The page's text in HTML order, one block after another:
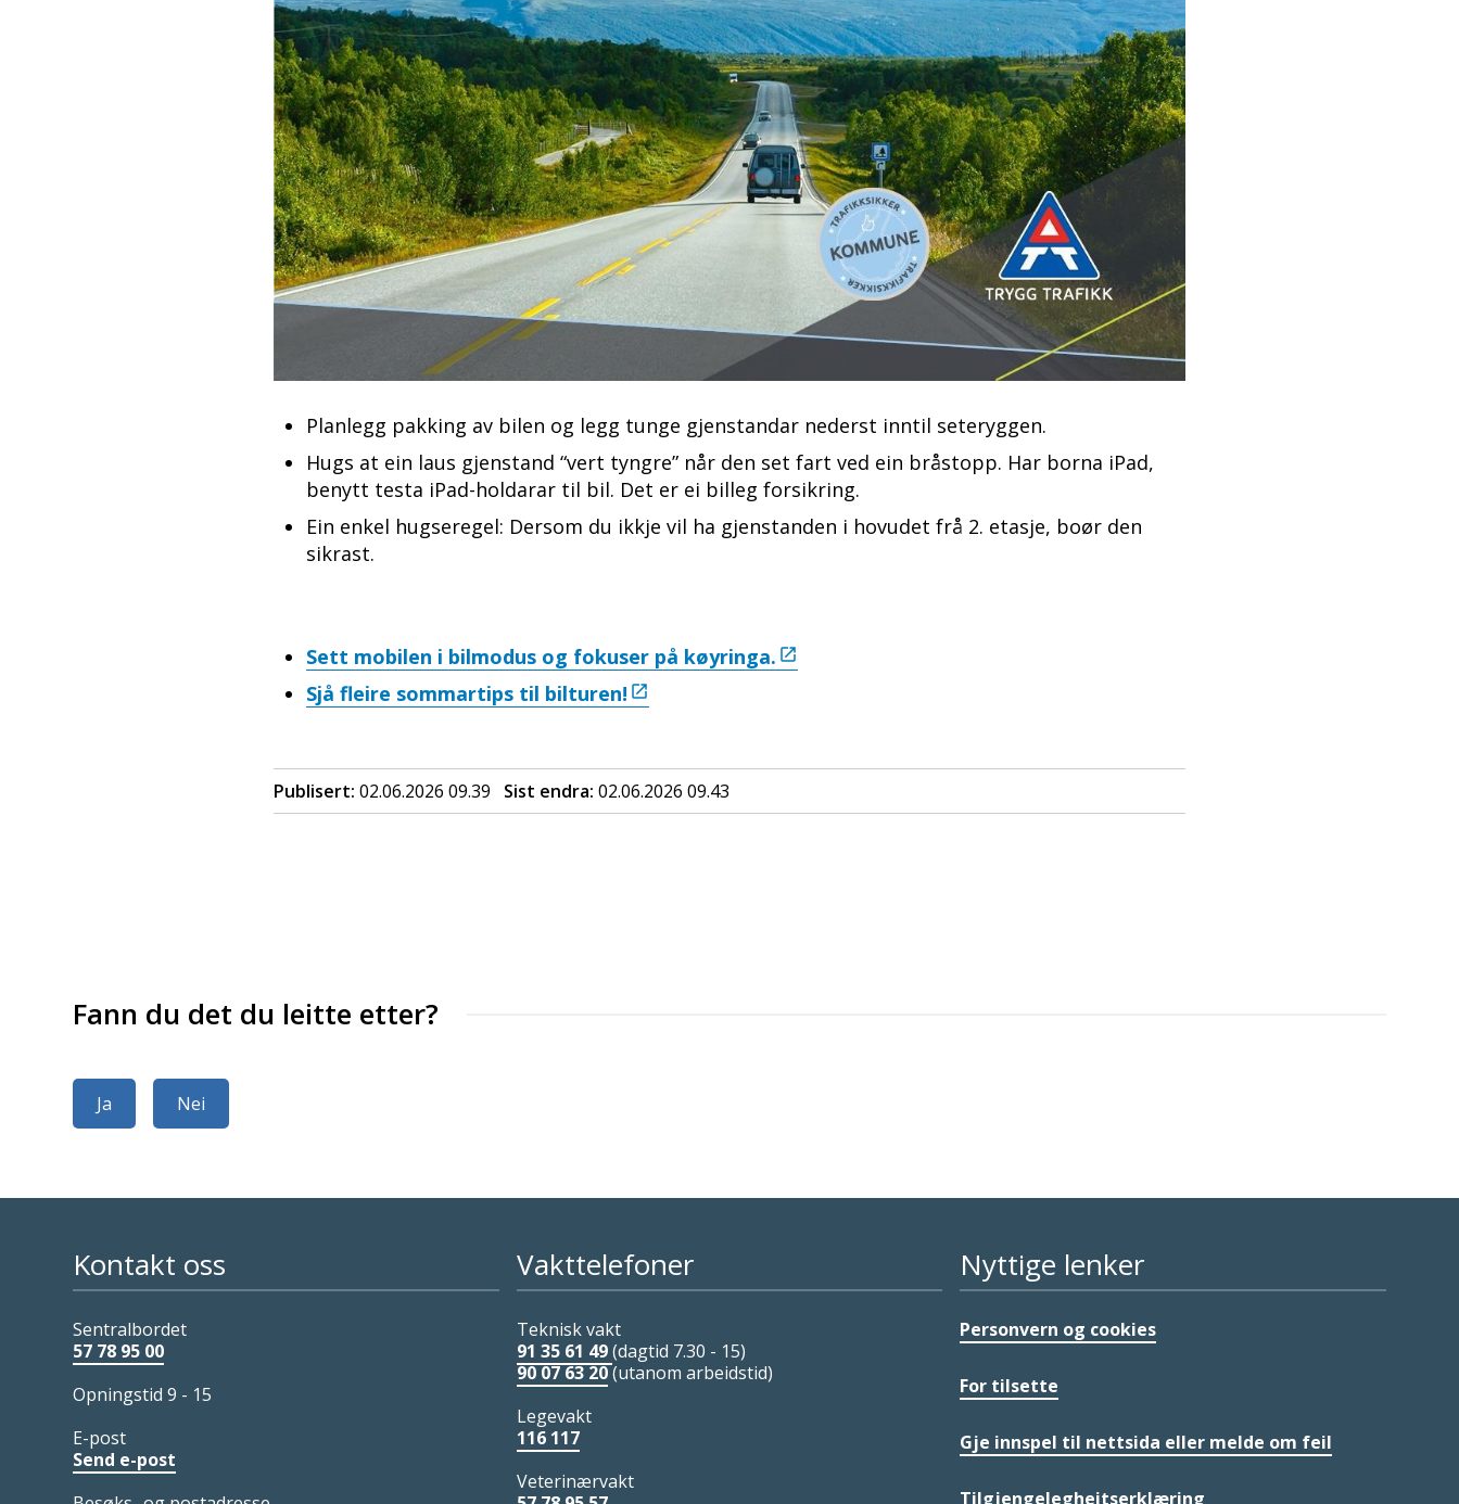
Planlegg pakking av bilen og legg tunge gjenstandar nederst inntil seteryggen.
Hugs at ein laus gjenstand “vert tyngre” når den set fart ved ein bråstopp. Har borna iPad,
benytt testa iPad-holdarar til bil. Det er ei billeg forsikring.
Ein enkel hugseregel: Dersom du ikkje vil ha gjenstanden i hovudet frå 2. etasje, boør den
sikrast.
Sett mobilen i bilmodus og fokuser på køyringa.
Sjå fleire sommartips til bilturen!
Publisert 02.06.2026 09.39 Sist endra 02.06.2026 09.43
Fann du det du leitte etter?
Ja Nei
Kontakt oss
Sentralbordet
57 78 95 00
Opningstid 9 - 15
E-post
Send e-post
Vakttelefoner
Teknisk vakt
91 35 61 49(dagtid 7.30 - 15)
90 07 63 20(utanom arbeidstid)
Legevakt
116 117
Veterinærvakt
Nyttige lenker
Personvern og cookies
For tilsette
Gje innspel til nettsida eller melde om feil
Tilgjengelegheitserklæring